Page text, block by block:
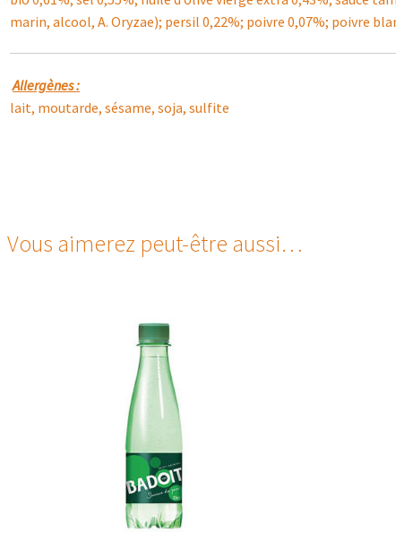
marin, alcool, A. Oryzae); persil 0,22%; poivre 0,07%; poivre
Allergènes :
lait, moutarde, sésame, soja, sulfite
Vous aimerez peut-être aussi…